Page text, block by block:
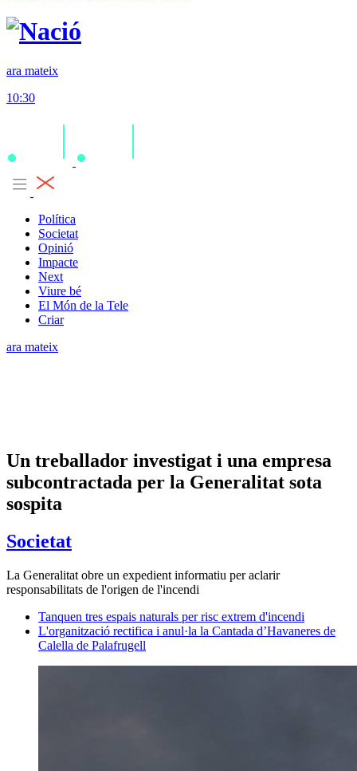
ara mateix
10:30
Política
Societat
Opinió
Impacte
Next
Viure bé
El Món de la Tele
Criar
ara mateix
Un treballador investigat i una empresa
subcontractada per la Generalitat sota
sospita
Societat
La Generalitat obre un expedient informatiu per aclarir
responsabilitats de l'origen de l'incendi
Tanquen tres espais naturals per risc extrem d'incendi
L'organització rectifica i anul·la la Cantada d’Havaneres de
Calella de Palafrugell